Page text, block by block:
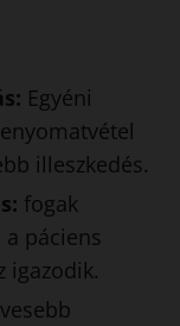
Egyéni
illeszkedés.
fogak
páciens
igazodik.